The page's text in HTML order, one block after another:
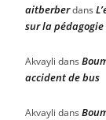
aitberberdans
sur la pédagogie
Akvayli dans
accident de bus
Akvayli dans